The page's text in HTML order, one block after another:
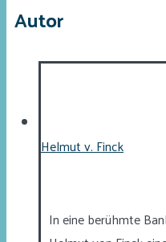
Autor
Helmut v. Finck
In eine berühmte